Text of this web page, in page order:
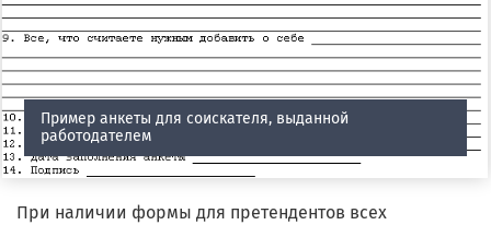
Пример анкеты для соискателя, выданной
работодателем
При наличии формы для претендентов всех